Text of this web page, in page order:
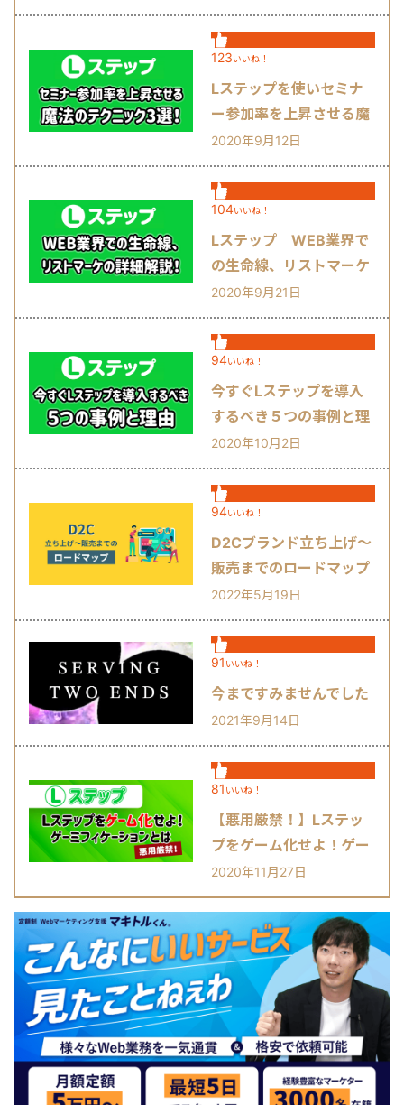
123いいね！
Lステップを使いセミナ
ー参加率を上昇させる魔
法のテクニック3選！
2020年9月12日
104いいね！
Lステップ WEB業界で
の生命線、リストマーケ
の詳細解説！
2020年9月21日
94いいね！
今すぐLステップを導入
するべき５つの事例と理
由
2020年10月2日
94いいね！
D2Cブランド立ち上げ～
販売までのロードマップ
2022年5月19日
91 いいね！
今まですみませんでした
2021年9月14日
81 いいね！
【悪用厳禁！】Lステッ
プをゲーム化せよ！ゲー
ミフィケーションとは？
2020年11月27日